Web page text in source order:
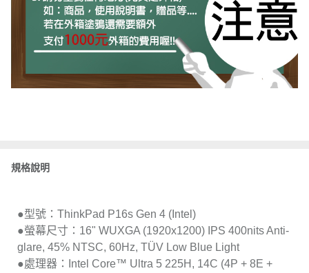
規格說明
●型號：ThinkPad P16s Gen 4 (Intel)
●螢幕尺寸：16" WUXGA (1920x1200) IPS 400nits Anti-
glare, 45% NTSC, 60Hz, TÜV Low Blue Light
●處理器：Intel Core™ Ultra 5 225H, 14C (4P + 8E +